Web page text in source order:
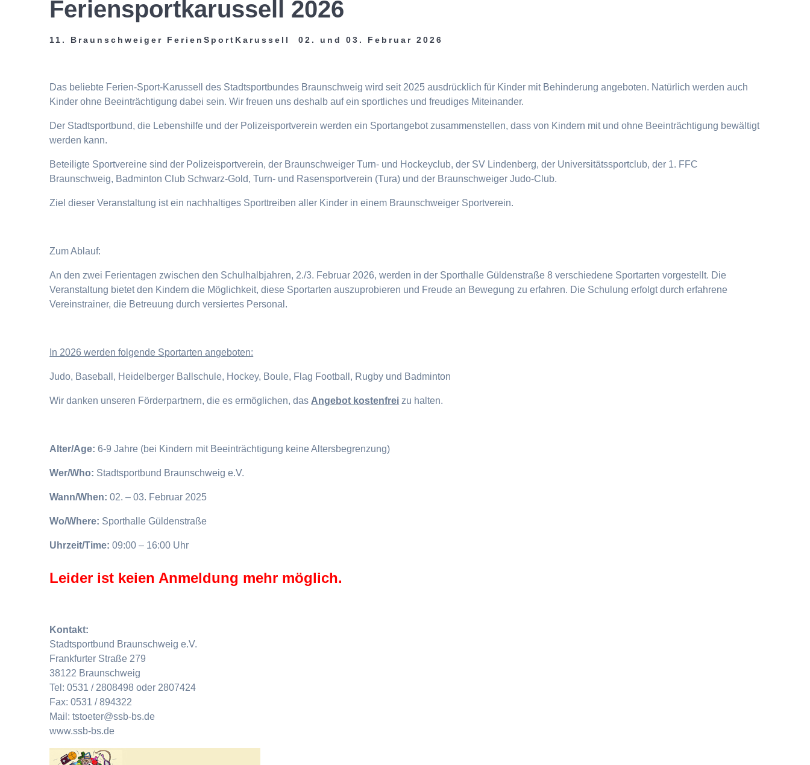
Feriensportkarussell 2026
11. Braunschweiger FerienSportKarussell 02. und 03. Februar 2026
Das beliebte Ferien-Sport-Karussell des Stadtsportbundes Braunschweig wird seit 2025 ausdrücklich für Kinder mit Behinderung angeboten. Natürlich werden auch
Kinder ohne Beeinträchtigung dabei sein. Wir freuen uns deshalb auf ein sportliches und freudiges Miteinander.
Der Stadtsportbund, die Lebenshilfe und der Polizeisportverein werden ein Sportangebot zusammenstellen, dass von Kindern mit und ohne Beeinträchtigung bewältigt
werden kann.
Beteiligte Sportvereine sind der Polizeisportverein, der Braunschweiger Turn- und Hockeyclub, der SV Lindenberg, der Universitätssportclub, der 1. FFC
Braunschweig, Badminton Club Schwarz-Gold, Turn- und Rasensportverein (Tura) und der Braunschweiger Judo-Club.
Ziel dieser Veranstaltung ist ein nachhaltiges Sporttreiben aller Kinder in einem Braunschweiger Sportverein.
Zum Ablauf:
An den zwei Ferientagen zwischen den Schulhalbjahren, 2./3. Februar 2026, werden in der Sporthalle Güldenstraße 8 verschiedene Sportarten vorgestellt. Die
Veranstaltung bietet den Kindern die Möglichkeit, diese Sportarten auszuprobieren und Freude an Bewegung zu erfahren. Die Schulung erfolgt durch erfahrene
Vereinstrainer, die Betreuung durch versiertes Personal.
n 2026 werden folgende Sportarten angeboten:
Judo, Baseball, Heidelberger Ballschule, Hockey, Boule, Flag Football, Rugby und Badminton
Wir danken unseren Förderpartnern, die es ermöglichen, das Angebot kostenfrei zu halten.
Alter/Age:6-9 Jahre (bei Kindern mit Beeinträchtigung keine Altersbegrenzung)
Wer/Who: Stadtsportbund Braunschweig e.V.
Wann/When:02. – 03. Februar 2025
Wo/Where: Sporthalle Güldenstraße
Uhrzeit/Time:09:00 – 16:00 Uhr
Leider ist keien Anmeldung mehr möglich.
Kontakt:
Stadtsportbund Braunschweig e.V.
Frankfurter Straße 279
38122 Braunschweig
Tel: 0531 / 2808498 oder 2807424
Fax: 0531 / 894322
Mail: tstoeter@ssb-bs.de
www.ssb-bs.de